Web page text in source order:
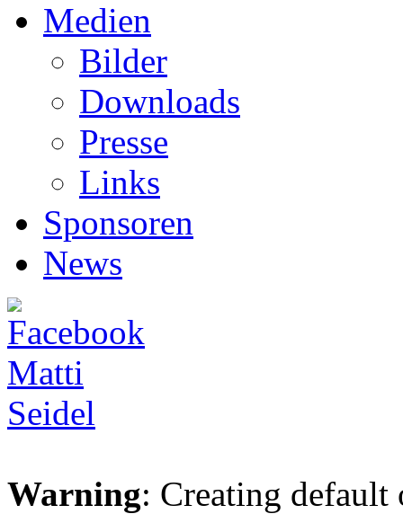
Medien
Bilder
Downloads
Presse
Links
Sponsoren
News
Warning: Creating